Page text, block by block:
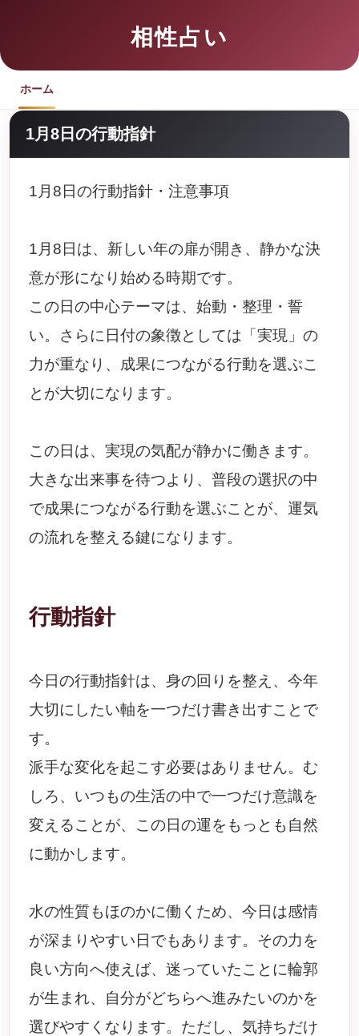
相性占い
ホーム
1月8日の行動指針
1月8日の行動指針・注意事項
1月8日は、新しい年の扉が開き、静かな決
意が形になり始める時期です。
この日の中心テーマは、始動・整理・誓
い。さらに日付の象徴としては「実現」の
力が重なり、成果につながる行動を選ぶこ
とが大切になります。
この日は、実現の気配が静かに働きます。
大きな出来事を待つより、普段の選択の中
で成果につながる行動を選ぶことが、運気
の流れを整える鍵になります。
行動指針
今日の行動指針は、身の回りを整え、今年
大切にしたい軸を一つだけ書き出すことで
す。
派手な変化を起こす必要はありません。む
しろ、いつもの生活の中で一つだけ意識を
変えることが、この日の運をもっとも自然
に動かします。
水の性質もほのかに働くため、今日は感情
が深まりやすい日でもあります。その力を
良い方向へ使えば、迷っていたことに輪郭
が生まれ、自分がどちらへ進みたいのかを
選びやすくなります。ただし、気持ちだけ